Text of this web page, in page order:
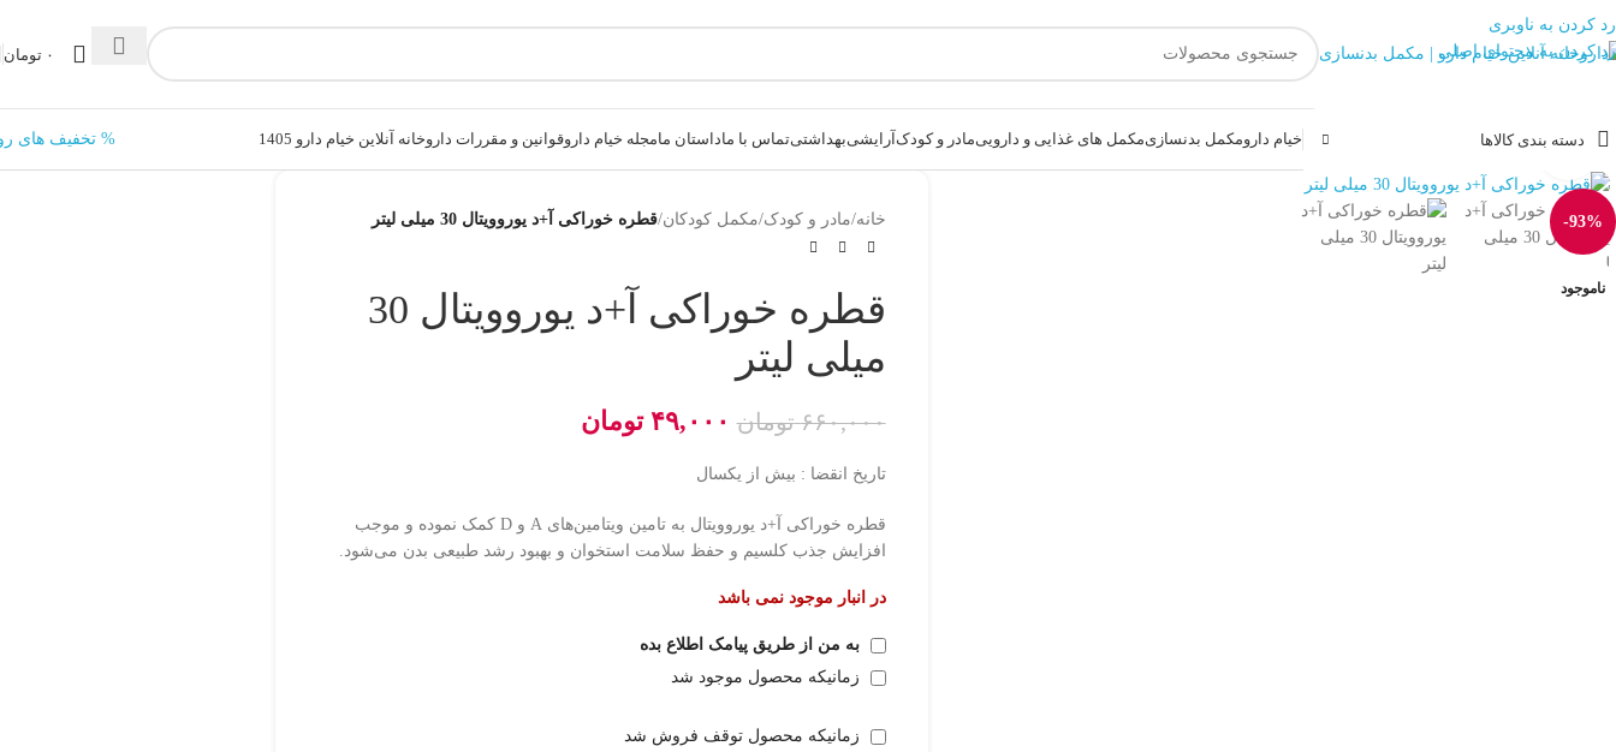
رد کردن به ناوبری
رد کردن به محتوای اصلی
۰ تومان
دسته بندی کالاها خیام دارومکمل بدنسازیمکمل های غذایی و داروییمادر و کودک آرایشیبهداشتیتماس با ماداستان مامجله خیام داروقوانین و مقررات داروخانه آنلاین خیام دارو 1405 % تخفیف های
-93%
ناموجود
بزرگنمایی تصویر
خانه/مادر و کودک/مکمل کودکان/قطره خوراکی آ+د یوروویتال 30 میلی لیتر
قطره خوراکی آ+د یوروویتال 30
میلی لیتر
۶۶۰,۰۰۰ تومان ۴۹,۰۰۰ تومان
تاریخ انقضا : بیش از یکسال
قطره خوراکی آ+د یوروویتال به تامین ویتامین‌های A و D کمک نموده و موجب
افزایش جذب کلسیم و حفظ سلامت استخوان و بهبود رشد طبیعی بدن می‌شود.
در انبار موجود نمی باشد
به من از طریق پیامک اطلاع بده
زمانیکه محصول موجود شد
زمانیکه محصول توقف فروش شد